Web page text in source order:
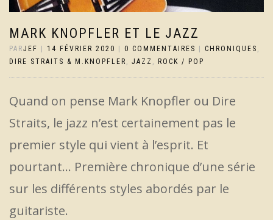
MARK KNOPFLER ET LE JAZZ
PARJEF 14 FÉVRIER 2020 0 COMMENTAIRES CHRONIQUES ,
DIRE STRAITS & M.KNOPFLER , JAZZ , ROCK / POP
Quand on pense Mark Knopfler ou Dire
Straits, le jazz n’est certainement pas le
premier style qui vient à l’esprit. Et
pourtant… Première chronique d’une série
sur les différents styles abordés par le
guitariste.